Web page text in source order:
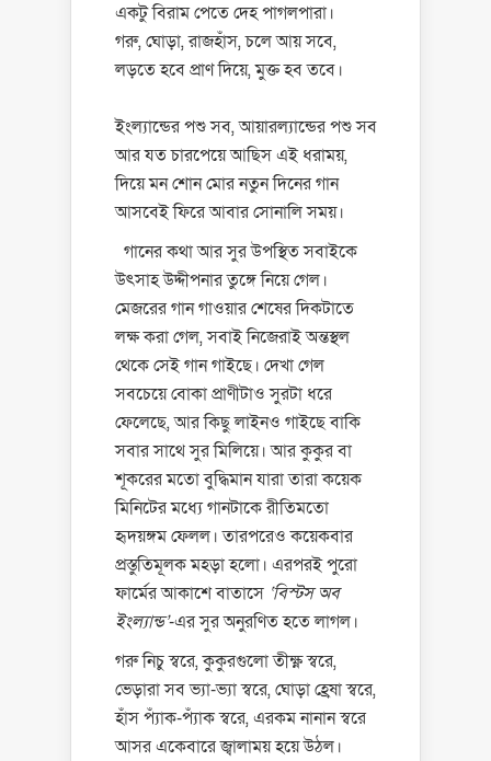
একটু বিরাম পেতে দেহ পাগলপারা।
গরু, ঘোড়া, রাজহাঁস, চলে আয় সবে,
লড়তে হবে প্রাণ দিয়ে, মুক্ত হব তবে।
ইংল্যান্ডের পশু সব, আয়ারল্যান্ডের পশু সব
আর যত চারপেয়ে আছিস এই ধরাময়,
দিয়ে মন শোন মোর নতুন দিনের গান
আসবেই ফিরে আবার সোনালি সময়।
গানের কথা আর সুর উপস্থিত সবাইকে
উৎসাহ উদ্দীপনার তুঙ্গে নিয়ে গেল।
মেজরের গান গাওয়ার শেষের দিকটাতে
লক্ষ করা গেল, সবাই নিজেরাই অন্তস্থল
থেকে সেই গান গাইছে। দেখা গেল
সবচেয়ে বোকা প্রাণীটাও সুরটা ধরে
ফেলেছে, আর কিছু লাইনও গাইছে বাকি
সবার সাথে সুর মিলিয়ে। আর কুকুর বা
শূকরের মতো বুদ্ধিমান যারা তারা কয়েক
মিনিটের মধ্যে গানটাকে রীতিমতো
হৃদয়ঙ্গম ফেলল। তারপরেও কয়েকবার
প্রস্তুতিমূলক মহড়া হলো। এরপরই পুরো
ফার্মের আকাশে বাতাসে ‘বিস্টস অব
ইংল্যান্ড’-এর সুর অনুরণিত হতে লাগল।
গরু নিচু স্বরে, কুকুরগুলো তীক্ষ্ণ স্বরে,
ভেড়ারা সব ভ্যা-ভ্যা স্বরে, ঘোড়া হ্রেষা স্বরে,
হাঁস প্যাঁক-প্যাঁক স্বরে, এরকম নানান স্বরে
আসর একেবারে জ্বালাময় হয়ে উঠল।